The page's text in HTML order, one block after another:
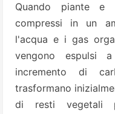
Quando piante e
compressi in un
l'acqua e i gas
vengono espulsi
incremento di
trasformano
di resti vegetali